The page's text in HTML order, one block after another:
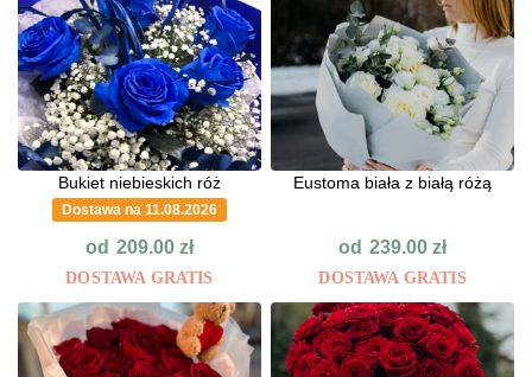
Bukiet niebieskich róż
Dostawa na 11.08.2026
od 209.00 zł
DOSTAWA GRATIS
Eustoma biała z białą różą
od 239.00zł
DOSTAWA GRATIS